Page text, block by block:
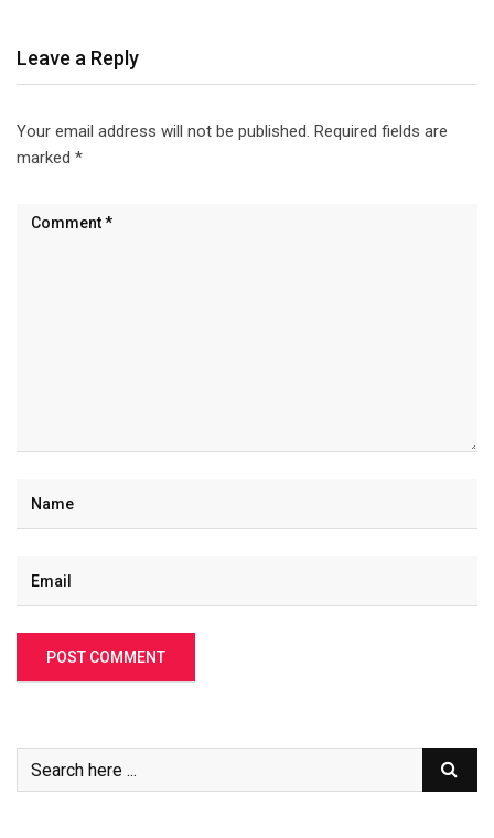
Leave a Reply
Your email address will not be published. Required fields are
marked *